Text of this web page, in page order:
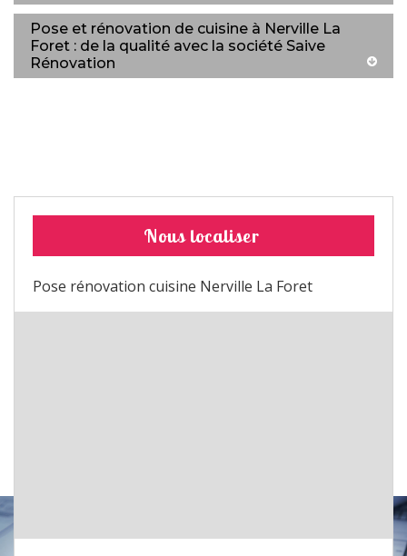
Pose et rénovation de cuisine à Nerville La
Foret : de la qualité avec la société Saive
Rénovation
Nous localiser
Pose rénovation cuisine Nerville La Foret